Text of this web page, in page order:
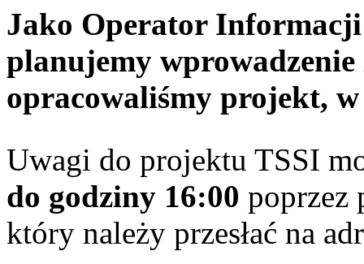
Jako Operator
planujemy
opracowaliśmy projekt,
Uwagi do projektu TSSI
do godziny 16:00 poprzez
który należy przesłać na